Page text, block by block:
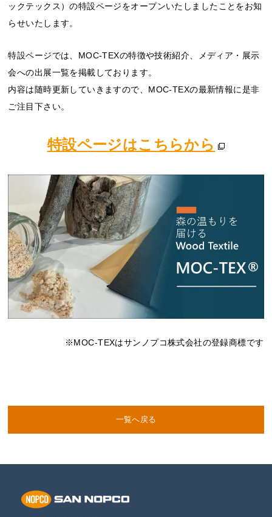
ックテックス）の特設ページをオープンいたしましたことをお知
らせいたします。
特設ページでは、MOC-TEXの特徴や技術紹介、メディア・展示
会への出展一覧を掲載しております。
内容は随時更新していきますので、MOC-TEXの最新情報に是非
ご注目下さい。
特設ページはこちらから
※MOC-TEXはサンノプコ株式会社の登録商標です
一覧へ戻る